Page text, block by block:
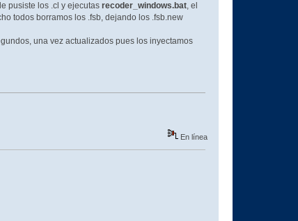
pusiste los .cl y ejecutas recoder_windows.bat, el
todos borramos los .fsb, dejando los .fsb.new
una vez actualizados pues los inyectamos
En línea